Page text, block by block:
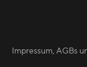
Impressum, AGBs